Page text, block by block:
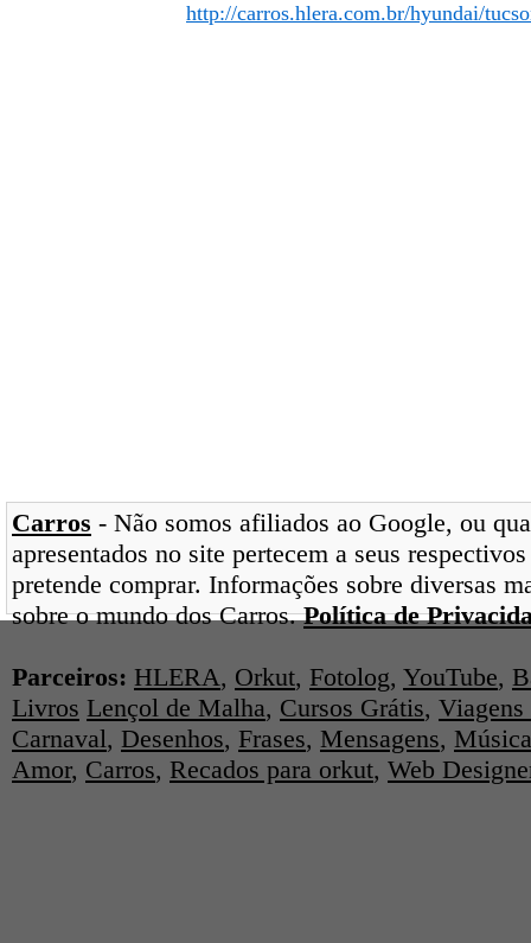
http://carros.hlera.com.br/hyundai/
Carros - Não somos afiliados ao Google, ou
apresentados no site pertecem a seus
pretende comprar. Informações sobre diversas
sobre o mundo dos Carros.Política de
Parceiros: HLERA, Orkut, Fotolog, YouTube,
Livros Lençol de Malha, Cursos Grátis, Viagens
Carnaval, Desenhos, Frases, Mensagens,
Amor, Carros, Recados para orkut, Web